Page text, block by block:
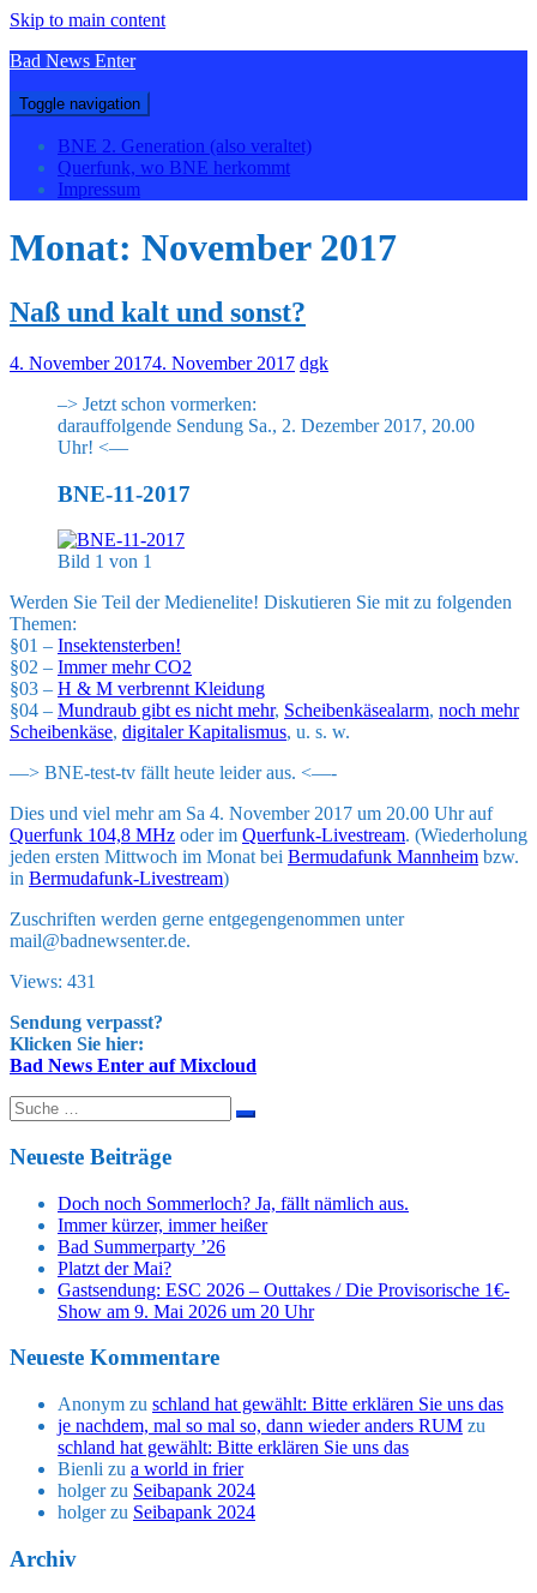
Skip to main content
Bad News Enter
Toggle navigation
BNE 2. Generation (also veraltet)
Querfunk, wo BNE herkommt
Impressum
Monat: November 2017
Naß und kalt und sonst?
4. November 20174. November 2017 dgk
–> Jetzt schon vormerken:
darauffolgende Sendung Sa., 2. Dezember 2017, 20.00
Uhr! <—
BNE-11-2017
Bild 1 von 1
Werden Sie Teil der Medienelite! Diskutieren Sie mit zu folgenden
Themen:
§01 – Insektensterben!
§02 – Immer mehr CO2
§03 – H & M verbrennt Kleidung
§04 – Mundraub gibt es nicht mehr, Scheibenkäsealarm, noch mehr
Scheibenkäse, digitaler Kapitalismus, u. s. w.
—> BNE-test-tv fällt heute leider aus. <—-
Dies und viel mehr am Sa 4. November 2017 um 20.00 Uhr auf
Querfunk 104,8 MHz oder im Querfunk-Livestream. (Wiederholung
jeden ersten Mittwoch im Monat bei Bermudafunk Mannheim bzw.
in Bermudafunk-Livestream)
Zuschriften werden gerne entgegengenommen unter
mail@badnewsenter.de.
Views: 431
Sendung verpasst?
Klicken Sie hier:
Bad News Enter auf Mixcloud
Suche
nach:
Neueste Beiträge
Doch noch Sommerloch? Ja, fällt nämlich aus.
Immer kürzer, immer heißer
Bad Summerparty ’26
Platzt der Mai?
Gastsendung: ESC 2026 – Outtakes / Die Provisorische 1€-
Show am 9. Mai 2026 um 20 Uhr
Neueste Kommentare
Anonym zu schland hat gewählt: Bitte erklären Sie uns das
je nachdem, mal so mal so, dann wieder anders RUM zu
schland hat gewählt: Bitte erklären Sie uns das
Bienli zu a world in frier
holgerzu Seibapank 2024
holgerzu Seibapank 2024
Archiv